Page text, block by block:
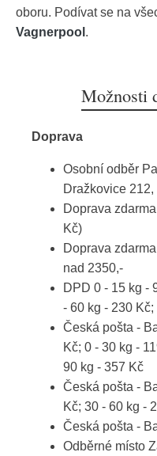
oboru. Podívat se na
Vagnerpool .
Možnosti
Doprava
Osobní odběr
Dražkovice
Doprava
Kč)
Doprava
nad 2350,-
DPD 0 - 15 kg -
- 60 kg - 230
Česká pošta -
Kč; 0 - 30 kg -
90 kg - 357 Kč
Česká pošta -
Kč; 30 - 60 kg -
Česká pošta -
Odběrné místo